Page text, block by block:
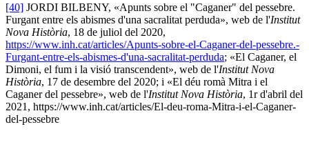
[40] JORDI BILBENY, «Apunts sobre el "Caganer" del pessebre.
Furgant entre els abismes d'una sacralitat perduda», web de l'Institut
Nova Història, 18 de juliol del 2020,
https://www.inh.cat/articles/Apunts-sobre-el-Caganer-del-pessebre.-
Furgant-entre-els-abismes-d'una-sacralitat-perduda; «El Caganer, el
Dimoni, el fum i la visió transcendent», web de l'Institut Nova
Història, 17 de desembre del 2020; i «El déu romà Mitra i el
Caganer del pessebre», web de l'Institut Nova Història, 1r d'abril del
2021, https://www.inh.cat/articles/El-deu-roma-Mitra-i-el-Caganer-
del-pessebre